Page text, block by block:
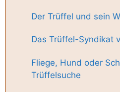
Der Trüffel und sein
Das Trüffel-Syndikat
Fliege, Hund oder
Trüffelsuche